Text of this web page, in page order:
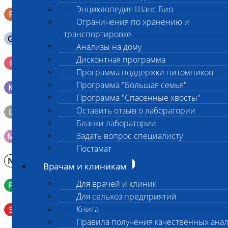
Энциклопедия Шанс Био
Ограничения по хранению и
транспортировке
Анализы на дому
Дисконтная программа
Программа поддержки питомников
Программа "Большая семья"
Программа "Спасенные хвосты"
Оставить отзыв о лаборатории
Бланки лаборатории
Задать вопрос специалисту
Постамат
Врачам и клиникам
Для врачей и клиник
Для сельхоз предприятий
Книга
Правила получения качественных
F Кал в контейнере с ложечкой
G Содержимое желудка 10-30 мл
I
Кровь 2-3 мл. на фильтр-бумаге, высушенная для
генетических исследований
K Образец тканей в контейнере с 10% раствором формалина
L Материал берется только в лаборатории!
M Мазок на стекло
N
P Кровь в пробирку с К3ЭДТА (К2ЭДТА)
S
Венозная кровь в пробирке с активатором свертывания
без разделительного геля